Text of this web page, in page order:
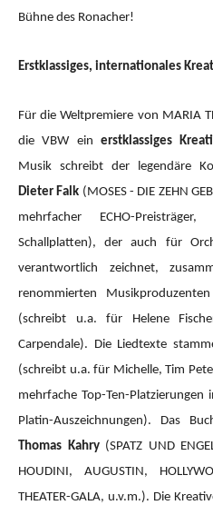
Bühne des Ronacher!
Erstklassiges, internationales
Für die Weltpremiere von MARIA
die VBW ein erstklassiges
Musik schreibt der legendäre
Dieter Falk (MOSES - DIE ZEHN
mehrfacher ECHO-
Schallplatten), der auch für
verantwortlich zeichnet,
renommierten
(schreibt u.a. für Helene
Carpendale). Die Liedtexte
(schreibt u.a. für Michelle, Tim
mehrfache Top-Ten-
Platin-Auszeichnungen). Das
Thomas Kahry(SPATZ UND
HOUDINI, AUGUSTIN,
THEATER-GALA, u.v.m.). Die